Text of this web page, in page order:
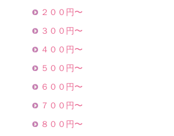
２００円〜
３００円〜
４００円〜
５００円〜
６００円〜
７００円〜
８００円〜